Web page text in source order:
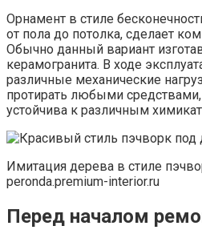
Орнамент в стиле
от пола до потолка, сделает
Обычно данный вариант
керамогранита. В ходе
различные механические
протирать любыми
устойчива к различным
Имитация дерева в стиле
peronda.premium-interior.ru
Перед началом